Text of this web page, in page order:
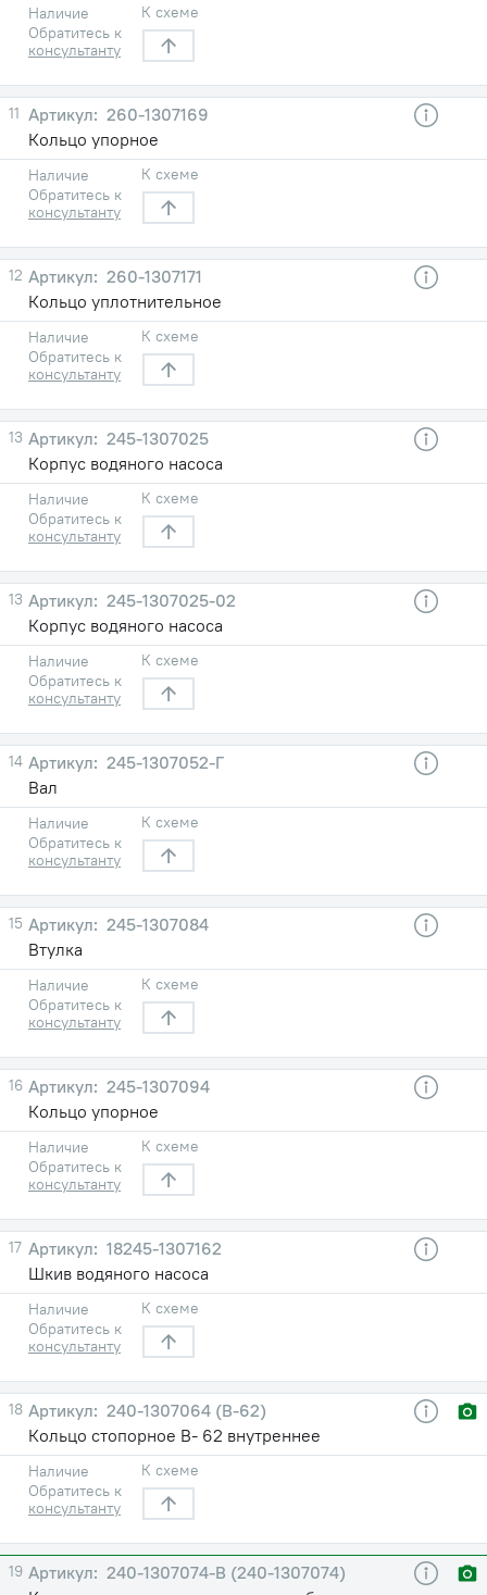
Наличие
Обратитесь к
консультанту
К схеме
11
260-1307169
Кольцо упорное
Наличие
Обратитесь к
консультанту
К схеме
12
260-1307171
Кольцо уплотнительное
Наличие
Обратитесь к
консультанту
К схеме
13
245-1307025
Корпус водяного насоса
Наличие
Обратитесь к
консультанту
К схеме
13
245-1307025-02
Корпус водяного насоса
Наличие
Обратитесь к
консультанту
К схеме
14
245-1307052-Г
Вал
Наличие
Обратитесь к
консультанту
К схеме
15
245-1307084
Втулка
Наличие
Обратитесь к
консультанту
К схеме
16
245-1307094
Кольцо упорное
Наличие
Обратитесь к
консультанту
К схеме
17
18245-1307162
Шкив водяного насоса
Наличие
Обратитесь к
консультанту
К схеме
18
240-1307064 (В-62)
Кольцо стопорное В- 62 внутреннее
Наличие
Обратитесь к
консультанту
К схеме
19
240-1307074-В (240-1307074)